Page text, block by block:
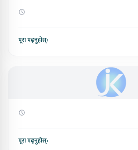
पूरा पढ्नुहोस्›
पूरा पढ्नुहोस्›